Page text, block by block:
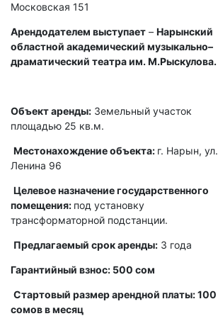
Московская 151
Арендодателем выступает – Нарынский
областной академический музыкально–
драматический театра им. М.Рыскулова.
Объект аренды: Земельный участок
площадью 25 кв.м.
Местонахождение объекта: г. Нарын, ул.
Ленина 96
Целевое назначение государственного
помещения: под установку
трансформаторной подстанции.
Предлагаемый срок аренды: 3 года
Гарантийный взнос: 500 сом
Стартовый размер арендной платы: 100
сомов в месяц